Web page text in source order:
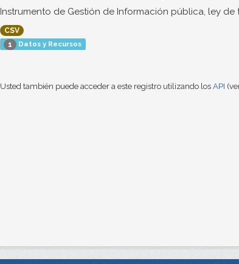
Instrumento de Gestión de Información pública, ley de
CSV
1
Datos y Recursos
Usted también puede acceder a este registro utilizando los API